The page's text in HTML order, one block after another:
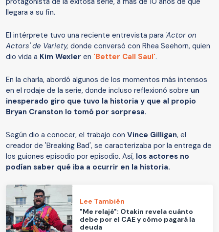
llegara a su fin.
El intérprete tuvo una reciente entrevista para 'Actor on
Actors' de Variety, donde conversó con Rhea Seehorn, quien
dio vida a Kim Wexler en 'Better Call Saul'.
En la charla, abordó algunos de los momentos más intensos
en el rodaje de la serie, donde incluso reflexionó sobre un
inesperado giro que tuvo la historia y que al propio
Bryan Cranston lo tomó por sorpresa.
Según dio a conocer, el trabajo con Vince Gilligan, el
creador de 'Breaking Bad', se caracterizaba por la entrega de
los guiones episodio por episodio. Así, los actores no
podían saber qué iba a ocurrir en la historia.
Lee También
"Me relajé": Otakin revela cuánto
debe por el CAE y cómo pagará la
deuda